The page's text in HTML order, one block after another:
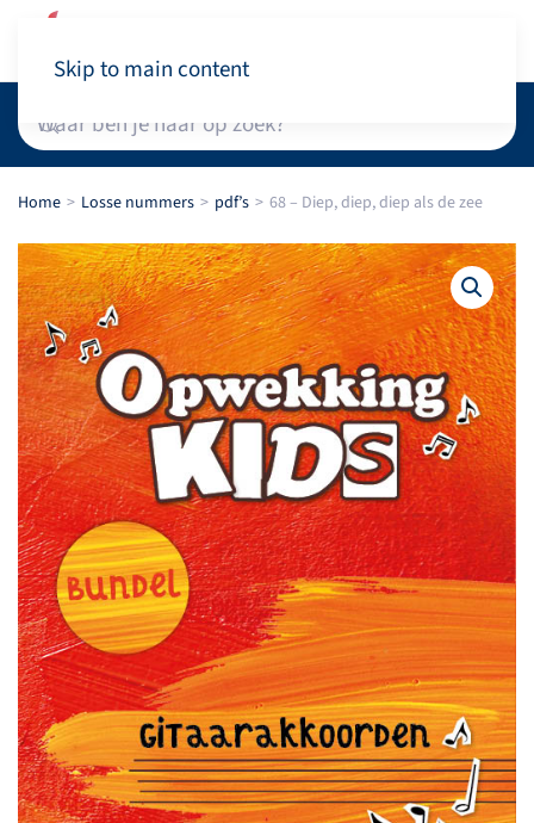
Skip to main content
Home Losse nummers pdf’s 68 – Diep, diep, diep als de zee